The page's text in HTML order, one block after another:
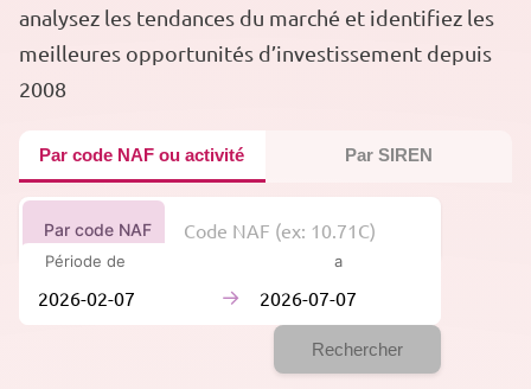
analysez les tendances du marché et identifiez les
meilleures opportunités d’investissement depuis
2008
Par code NAF ou activité Par SIREN
Par code NAF
Période de à
→
Rechercher